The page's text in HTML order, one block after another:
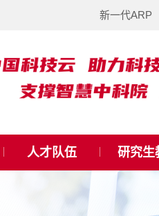
新一代ARP
人才队伍 研究生